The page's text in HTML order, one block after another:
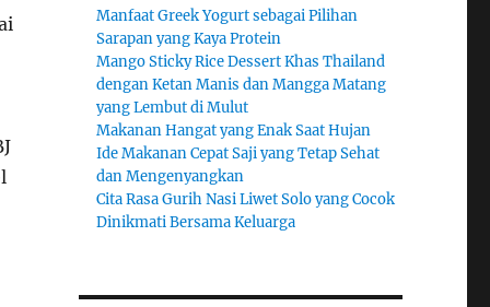
Manfaat Greek Yogurt sebagai Pilihan
Sarapan yang Kaya Protein
Mango Sticky Rice Dessert Khas Thailand
dengan Ketan Manis dan Mangga Matang
yang Lembut di Mulut
Makanan Hangat yang Enak Saat Hujan
Ide Makanan Cepat Saji yang Tetap Sehat
dan Mengenyangkan
Cita Rasa Gurih Nasi Liwet Solo yang Cocok
Dinikmati Bersama Keluarga